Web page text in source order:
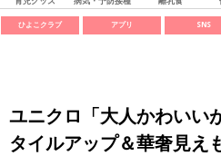
ひよこクラブ アプリ SNS
ユニクロ「大人かわいい
タイルアップ＆華奢見